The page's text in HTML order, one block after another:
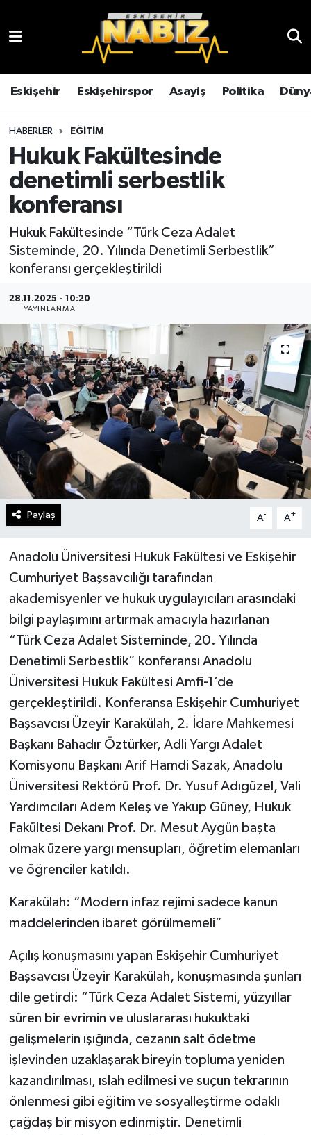
Eskişehir Eskişehirspor Asayiş Politika
HABERLER EĞITIM
Hukuk Fakültesinde
denetimli serbestlik
konferansı
Hukuk Fakültesinde “Türk Ceza Adalet
Sisteminde, 20. Yılında Denetimli Serbestlik”
konferansı gerçekleştirildi
28.11.2025 - 10:20
YAYINLANMA
Paylaş A- A+
Anadolu Üniversitesi Hukuk Fakültesi ve Eskişehir
Cumhuriyet Başsavcılığı tarafından
akademisyenler ve hukuk uygulayıcıları arasındaki
bilgi paylaşımını artırmak amacıyla hazırlanan
“Türk Ceza Adalet Sisteminde, 20. Yılında
Denetimli Serbestlik” konferansı Anadolu
Üniversitesi Hukuk Fakültesi Amfi-1’de
gerçekleştirildi. Konferansa Eskişehir Cumhuriyet
Başsavcısı Üzeyir Karakülah, 2. İdare Mahkemesi
Başkanı Bahadır Öztürker, Adli Yargı Adalet
Komisyonu Başkanı Arif Hamdi Sazak, Anadolu
Üniversitesi Rektörü Prof. Dr. Yusuf Adıgüzel, Vali
Yardımcıları Adem Keleş ve Yakup Güney, Hukuk
Fakültesi Dekanı Prof. Dr. Mesut Aygün başta
olmak üzere yargı mensupları, öğretim elemanları
ve öğrenciler katıldı.
Karakülah: “Modern infaz rejimi sadece kanun
maddelerinden ibaret görülmemeli”
Açılış konuşmasını yapan Eskişehir Cumhuriyet
Başsavcısı Üzeyir Karakülah, konuşmasında şunları
dile getirdi: “Türk Ceza Adalet Sistemi, yüzyıllar
süren bir evrimin ve uluslararası hukuktaki
gelişmelerin ışığında, cezanın salt ödetme
işlevinden uzaklaşarak bireyin topluma yeniden
kazandırılması, ıslah edilmesi ve suçun tekrarının
önlenmesi gibi eğitim ve sosyalleştirme odaklı
çağdaş bir misyon edinmiştir. Denetimli
Çevre
Eğitim
Ekonomi
Eskişehir
Eskişehirspor
Genel
Gündem
Kültür Sanat
Magazin
Politika
Sağlık
Spor
Teknoloji
Yaşam
Yurttan
Eskişehir Hava Durumu
Eskişehir Trafik Yoğunluk Haritası
TFF 3.Lig 4.Grup Puan Durumu ve Fikstür
Tüm Manşetler
Son Dakika Haberleri
Haber Arşivi